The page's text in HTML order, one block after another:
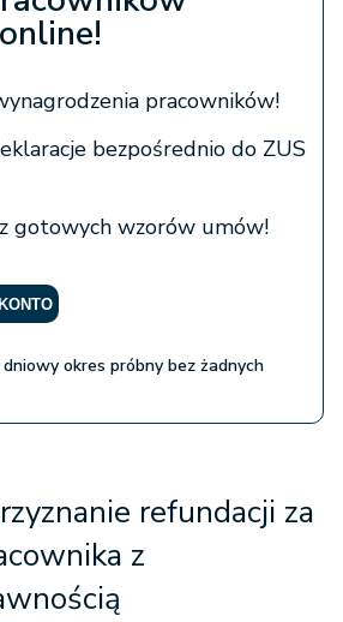
pracowników!
bezpośrednio do ZUS
gotowych wzorów umów!
okres próbny bez żadnych
refundacji za
z